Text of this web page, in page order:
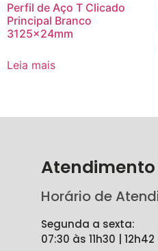
Perfil de Aço T Clicado
Principal Branco
3125x24mm
Leia mais
Atendimento
Horário de
Segunda a sexta:
07:30 às 11h30 |